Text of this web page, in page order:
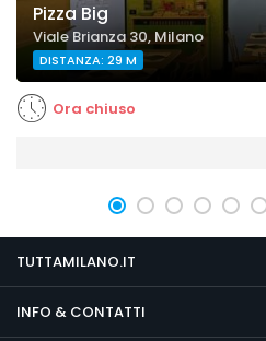
Pizza Big
Viale Brianza 30, Milano
DISTANZA: 29 M
Ora chiuso
TUTTAMILANO.IT
INFO & CONTATTI